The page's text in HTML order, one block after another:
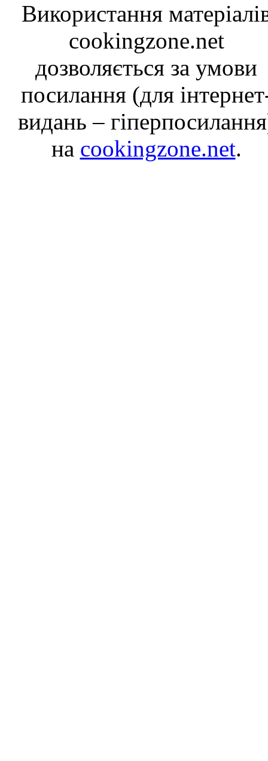
Використання
cookingzone.net
дозволяється за умови
посилання (для
видань –
на cookingzone.net.